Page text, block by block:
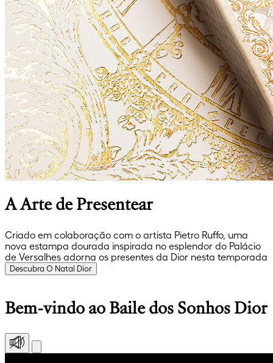
A Arte de Presentear
Criado em colaboração com o artista Pietro Ruffo, uma
nova estampa dourada inspirada no esplendor do Palácio
de Versalhes adorna os presentes da Dior nesta temporada
Descubra O Natal Dior
Bem-vindo ao Baile dos Sonhos Dior